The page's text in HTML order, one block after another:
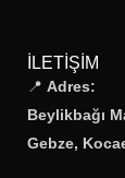
İLETIŞIM
📍 Adres:
Beylikbağı
Gebze,